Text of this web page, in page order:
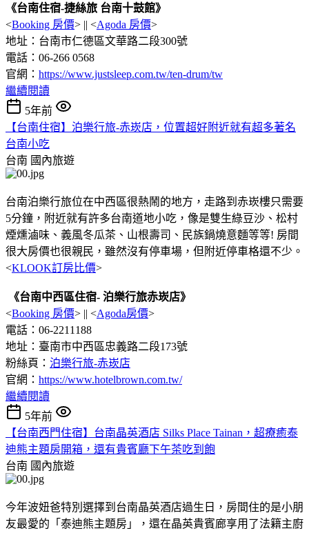
《台南住宿-捷絲旅 台南十鼓館》
<Booking 房價> || <Agoda 房價>
地址：台南市仁德區文華路二段300號
電話：06-266 0568
官網： https://www.justsleep.com.tw/ten-drum/tw
繼續閱讀
5年前
【台南住宿】泊樂行旅-赤崁店，位置超好附近就有超多著名
台南小吃
台南 國內旅遊
台南泊樂行旅位在中西區很熱鬧的地方，走路到赤崁樓只需要
5分鐘，附近就有許多台南道地小吃，像是雙生綠豆沙、松村
煙燻滷味、義風冬瓜茶、山根壽司、民族鍋燒意麵等等! 房間
很大房價也很親民，雖然沒有停車場，但附近停車格還不少。
<KLOOK訂房比價>
《台南中西區住宿- 泊樂行旅赤崁店》
<Booking 房價> || <Agoda房價>
電話：06-2211188
地址：臺南市中西區忠義路二段173號
粉絲頁： 泊樂行旅-赤崁店
官網： https://www.hotelbrown.com.tw/
繼續閱讀
5年前
【台南西門住宿】台南晶英酒店 Silks Place Tainan，超療癒泰
迪熊主題房開箱，還有貴賓廳下午茶吃到飽
台南 國內旅遊
今年波妞爸特別選擇到台南晶英酒店過生日，房間住的是小朋
友最愛的「泰迪熊主題房」，還在晶英貴賓廊享用了法籍主廚